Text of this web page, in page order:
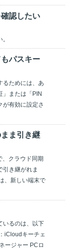
認したい
パスキー
るためには、あ
」または「PIN
が有効に設定さ
ま引き継
、クラウド同期
引き継がれま
、新しい端末で
いるのは、以下
iCloudキーチェ
ージャー PCロ